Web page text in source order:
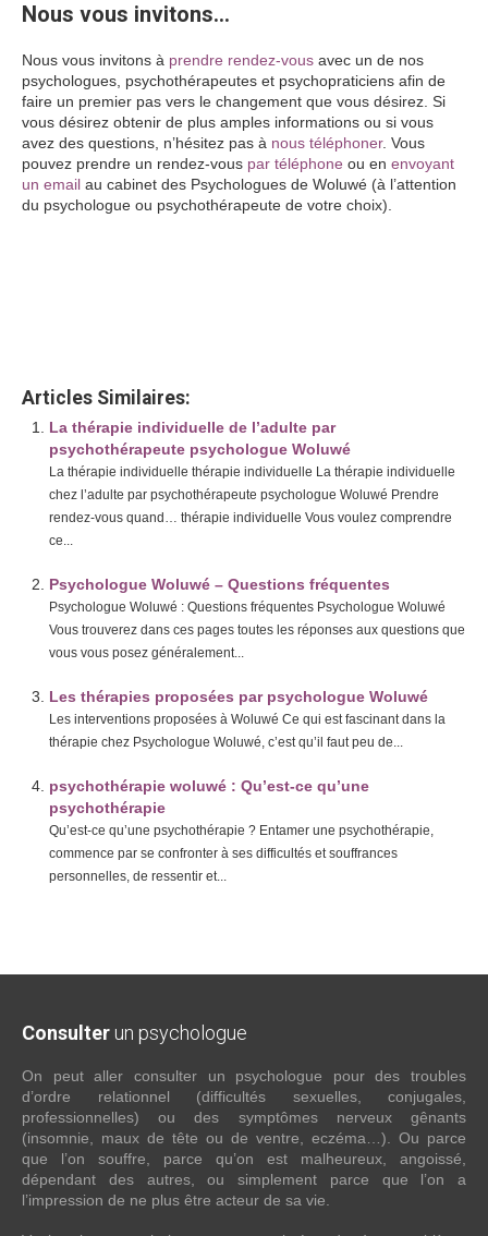
Nous vous invitons…
Nous vous invitons à prendre rendez-vous avec un de nos
psychologues, psychothérapeutes et psychopraticiens afin de
faire un premier pas vers le changement que vous désirez. Si
vous désirez obtenir de plus amples informations ou si vous
avez des questions, n’hésitez pas à nous téléphoner. Vous
pouvez prendre un rendez-vous par téléphone ou en envoyant
un email au cabinet des Psychologues de Woluwé (à l’attention
du psychologue ou psychothérapeute de votre choix).
Articles Similaires:
La thérapie individuelle de l’adulte par
psychothérapeute psychologue Woluwé
La thérapie individuelle thérapie individuelle La thérapie individuelle
chez l’adulte par psychothérapeute psychologue Woluwé Prendre
rendez-vous quand… thérapie individuelle Vous voulez comprendre
ce...
Psychologue Woluwé – Questions fréquentes
Psychologue Woluwé : Questions fréquentes Psychologue Woluwé
Vous trouverez dans ces pages toutes les réponses aux questions que
vous vous posez généralement...
Les thérapies proposées par psychologue Woluwé
Les interventions proposées à Woluwé Ce qui est fascinant dans la
thérapie chez Psychologue Woluwé, c’est qu’il faut peu de...
psychothérapie woluwé : Qu’est-ce qu’une
psychothérapie
Qu’est-ce qu’une psychothérapie ? Entamer une psychothérapie,
commence par se confronter à ses difficultés et souffrances
personnelles, de ressentir et...
Consulter un psychologue
On peut aller consulter un psychologue pour des troubles
d’ordre relationnel (difficultés sexuelles, conjugales,
professionnelles) ou des symptômes nerveux gênants
(insomnie, maux de tête ou de ventre, eczéma…). Ou parce
que l’on souffre, parce qu’on est malheureux, angoissé,
dépendant des autres, ou simplement parce que l’on a
l’impression de ne plus être acteur de sa vie.